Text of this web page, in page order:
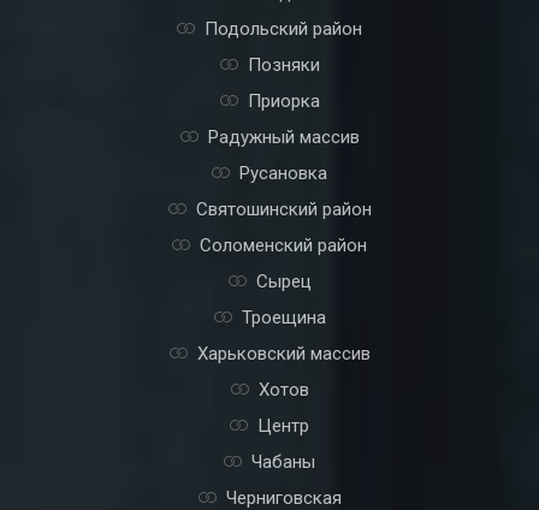
Подольский район
Позняки
Приорка
Радужный массив
Русановка
Святошинский район
Соломенский район
Сырец
Троещина
Харьковский массив
Хотов
Центр
Чабаны
Черниговская